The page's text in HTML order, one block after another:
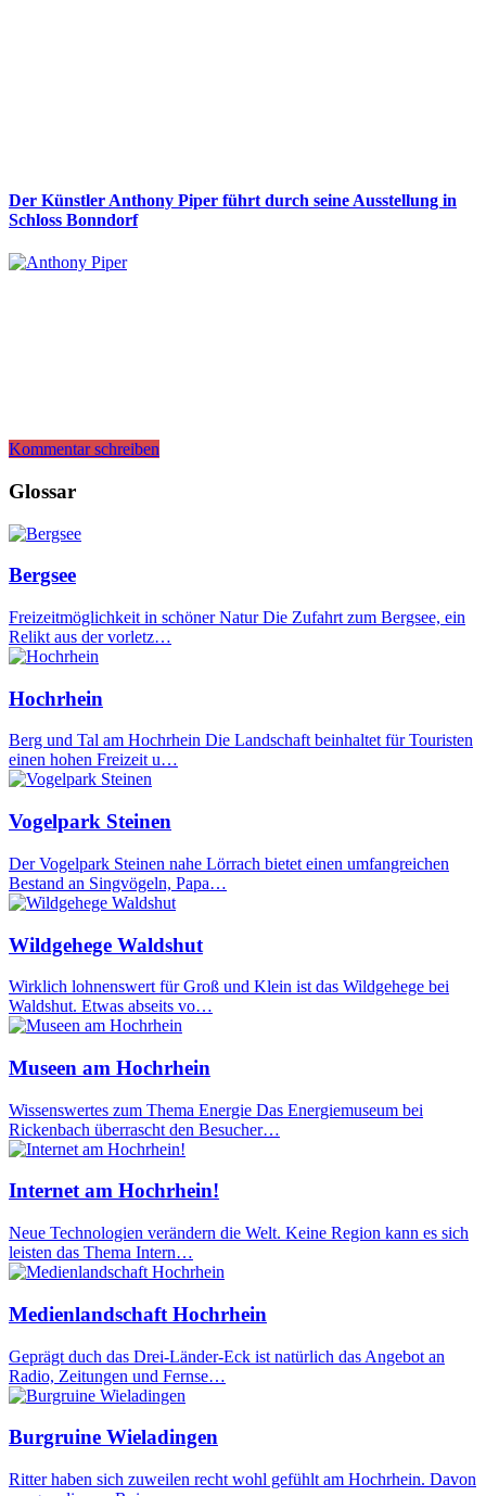
Der Künstler Anthony Piper führt durch seine Ausstellung in
Schloss Bonndorf
Kommentar schreiben
Glossar
Bergsee
Freizeitmöglichkeit in schöner Natur Die Zufahrt zum Bergsee, ein
Relikt aus der vorletz…
Hochrhein
Berg und Tal am Hochrhein Die Landschaft beinhaltet für Touristen
einen hohen Freizeit u…
Vogelpark Steinen
Der Vogelpark Steinen nahe Lörrach bietet einen umfangreichen
Bestand an Singvögeln, Papa…
Wildgehege Waldshut
Wirklich lohnenswert für Groß und Klein ist das Wildgehege bei
Waldshut. Etwas abseits vo…
Museen am Hochrhein
Wissenswertes zum Thema Energie Das Energiemuseum bei
Rickenbach überrascht den Besucher…
Internet am Hochrhein!
Neue Technologien verändern die Welt. Keine Region kann es sich
leisten das Thema Intern…
Medienlandschaft Hochrhein
Geprägt duch das Drei-Länder-Eck ist natürlich das Angebot an
Radio, Zeitungen und Fernse…
Burgruine Wieladingen
Ritter haben sich zuweilen recht wohl gefühlt am Hochrhein. Davon